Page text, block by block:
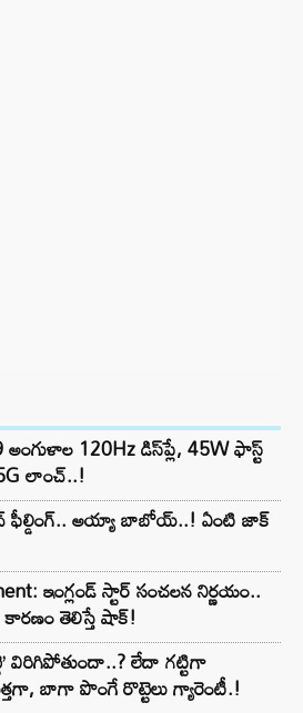
120Hz డిస్‌ప్లే, 45W ఫాస్ట్
లాంచ్..!
ఫీల్డింగ్.. అయ్యా బాబోయ్..! ఏంటి జాక్
ఇంగ్లండ్ స్టార్ సంచలన నిర్ణయం..
కారణం తెలిస్తే షాక్!
విరిగిపోతుందా..? లేదా గట్టిగా
బాగా పొంగే రొట్టెలు గ్యారెంటీ.!